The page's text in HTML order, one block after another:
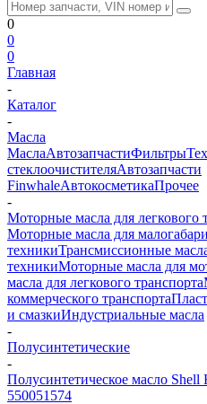
0
0
0
Главная
-
Каталог
-
Масла
МаслаАвтозапчастиФильтры
стеклоочистителяАвтозапчасти
FinwhaleАвтокосметикаПрочее
-
Моторные масла для легкового
Моторные масла для
техникиТрансмиссионные
техникиМоторные масла для
масла для легкового транспорта
коммерческого транспорта
и смазкиИндустриальные масла
-
Полусинтетические
-
Полусинтетическое масло
550051574